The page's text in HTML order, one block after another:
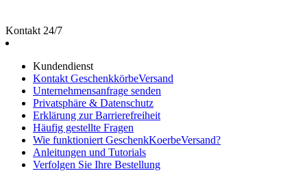
Kontakt 24/7
Kundendienst
Kontakt GeschenkkörbeVersand
Unternehmensanfrage senden
Privatsphäre & Datenschutz
Erklärung zur Barrierefreiheit
Häufig gestellte Fragen
Wie funktioniert GeschenkKoerbeVersand?
Anleitungen und Tutorials
Verfolgen Sie Ihre Bestellung